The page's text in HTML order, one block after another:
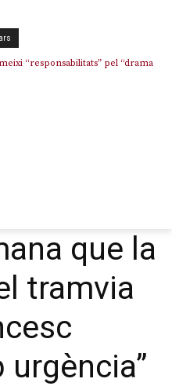
“responsabilitats” pel “drama
catalanes per part de la UFEC
que la
tramvia
urgència”